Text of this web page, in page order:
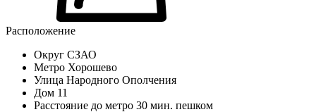
Расположение
Округ СЗАО
Метро Хорошево
Улица Народного Ополчения
Дом 11
Расстояние до метро 30 мин. пешком